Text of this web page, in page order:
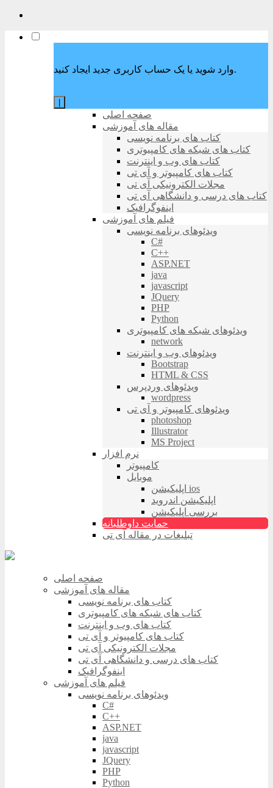
وارد شوید یا یک حساب کاربری جدید ایجاد کنید.
صفحه اصلی
مقاله های آموزشی
کتاب های برنامه نویسی
کتاب های شبکه های کامپیوتری
کتاب های وب و اینترنت
کتاب های کامپیوتر و آی تی
مجلات الکترونیکی آی تی
کتاب های درسی و دانشگاهی آی تی
اینفوگرافیک
فیلم های آموزشی
ویدئوهای برنامه نویسی
C#
C++
ASP.NET
java
javascript
JQuery
PHP
Python
ویدئوهای شبکه های کامپیوتری
network
ویدئوهای وب و اینترنت
Bootstrap
HTML & CSS
ویدئوهای وردپرس
wordpress
ویدئوهای کامپیوتر و آی تی
photoshop
Illustrator
MS Project
نرم افزار
کامپیوتر
موبایل
اپلیکیشن ios
اپلیکیشن اندروید
بررسی اپلیکیشن
حمایت داوطلبانه
تبلیغات در مقاله آی تی
صفحه اصلی
مقاله های آموزشی
کتاب های برنامه نویسی
کتاب های شبکه های کامپیوتری
کتاب های وب و اینترنت
کتاب های کامپیوتر و آی تی
مجلات الکترونیکی آی تی
کتاب های درسی و دانشگاهی آی تی
اینفوگرافیک
فیلم های آموزشی
ویدئوهای برنامه نویسی
C#
C++
ASP.NET
java
javascript
JQuery
PHP
Python